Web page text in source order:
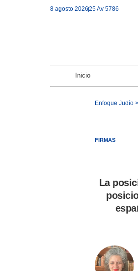
8 agosto 202625 Av 5786
Inicio
Enfoque Judío
FIRMAS
La